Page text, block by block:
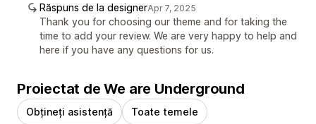
Răspuns de la designerApr 7, 2025
Thank you for choosing our theme and for taking the
time to add your review. We are very happy to help and
here if you have any questions for us.
Proiectat de We are Underground
Obțineți asistență Toate temele